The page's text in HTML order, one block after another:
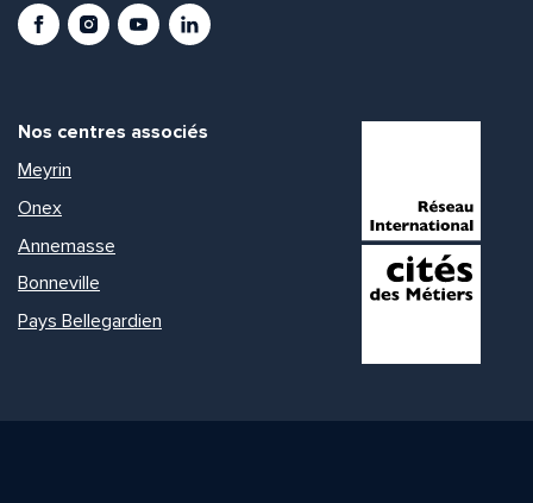
FacebookInstagramYoutubeLinkedIn
Nos centres associés
Meyrin
Onex
Annemasse
Bonneville
Pays Bellegardien